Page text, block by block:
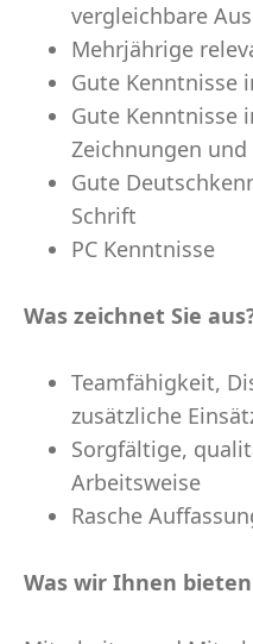
vergleichbare
Mehrjährige
Gute Kenntnisse
Gute Kenntnisse
Zeichnungen
Gute
Schrift
PC Kenntnisse
Was zeichnet Sie
Teamfähigkeit,
zusätzliche
Sorgfältige,
Arbeitsweise
Rasche
Was wir Ihnen bieten